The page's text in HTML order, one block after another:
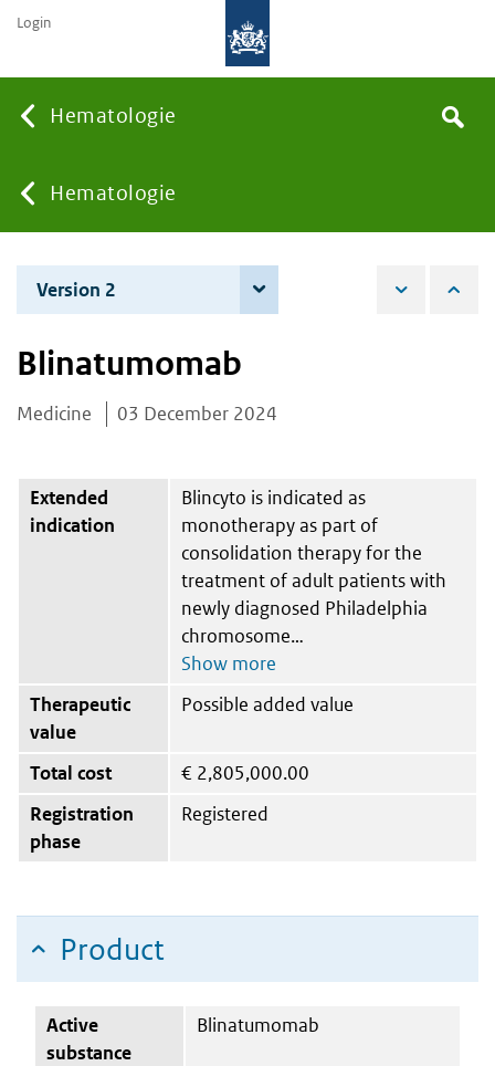
Hematologie
You
are
here:
Hematologie
the
Search
Login
Version 2
Blinatumomab
Medicine 03 December 2024
Extended
indication
Blincyto is indicated as
monotherapy as part of
consolidation therapy for the
treatment of adult patients with
newly diagnosed Philadelphia
chromosome
Therapeutic
value
Possible added value
Total cost € 2,805,000.00
Registration
phase
Registered
Product
Active
substance
Blinatumomab